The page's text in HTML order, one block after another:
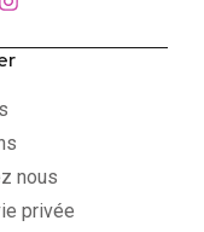
nous
privée